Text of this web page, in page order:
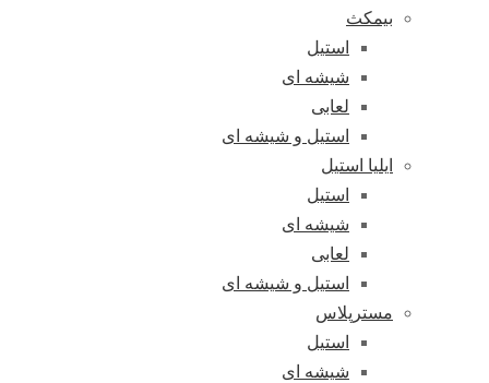
بیمکث
استیل
شیشه ای
لعابی
استیل و شیشه ای
ایلیا استیل
استیل
شیشه ای
لعابی
استیل و شیشه ای
مسترپلاس
استیل
شیشه ای